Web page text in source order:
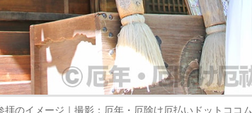
のイメージ｜撮影：厄年・厄除け厄払いドットココム